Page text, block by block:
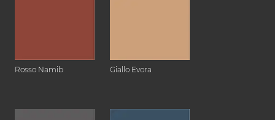
Rosso Namib Giallo Evora